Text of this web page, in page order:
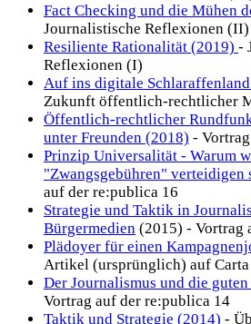
Fact Checking und die Mühen
Journalistische Reflexionen (II)
Resiliente Rationalität (2019) -
Reflexionen (I)
Auf ins digitale
Zukunft öffentlich-rechtlicher
Öffentlich-rechtlicher
unter Freunden (2018) -
Prinzip Universalität - Warum
"Zwangsgebühren" verteidigen
auf der re:publica 16
Strategie und Taktik in
Bürgermedien (2015) - Vortrag
Plädoyer für einen
Artikel (ursprünglich) auf Carta
Der Journalismus und die
Vortrag auf der re:publica 14
Taktik und Strategie (2014) -